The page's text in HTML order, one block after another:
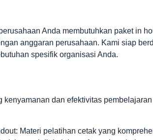
Anda membutuhkan paket in
anggaran perusahaan. Kami siap
spesifik organisasi Anda.
kenyamanan dan efektivitas
Materi pelatihan cetak yang